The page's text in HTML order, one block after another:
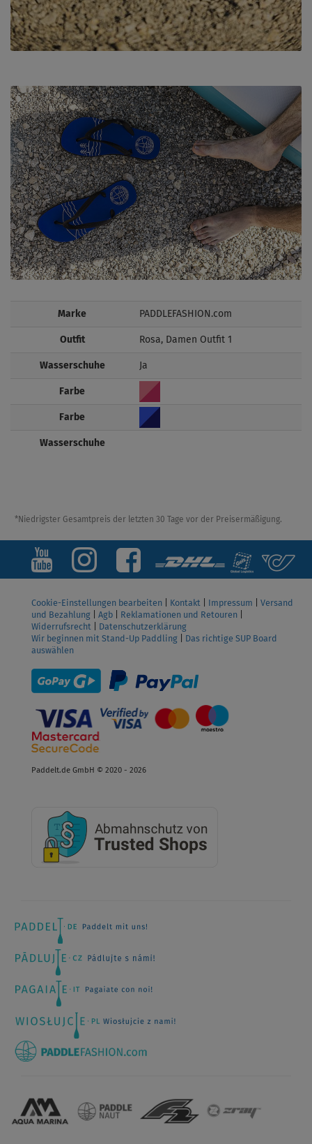
Marke PADDLEFASHION.com
Outfit Rosa, Damen Outfit 1
Wasserschuhe Ja
Farbe
Farbe
Wasserschuhe
*Niedrigster Gesamtpreis der letzten 30 Tage vor der Preisermäßigung.
Cookie-Einstellungen bearbeiten Kontakt Impressum
Versand
und Bezahlung
Agb Reklamationen und Retouren
Widerrufsrecht
Datenschutzerklärung
Wir beginnen mit Stand-Up Paddling
Das richtige SUP Board
auswählen
Paddelt.de GmbH © 2020 - 2026